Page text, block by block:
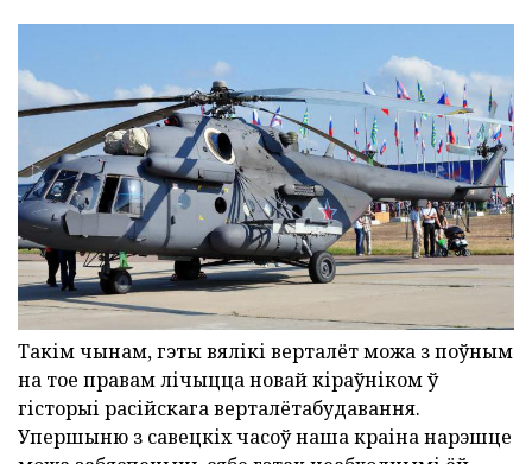
Такім чынам, гэты вялікі верталёт можа з поўным
на тое правам лічыцца новай кіраўніком ў
гісторыі расійскага верталётабудавання.
Упершыню з савецкіх часоў наша краіна нарэшце